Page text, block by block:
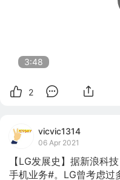
3:48
2
vicvic1314
06 Apr 2021
【LG发展史】据新浪科
手机业务#。LG曾考虑过